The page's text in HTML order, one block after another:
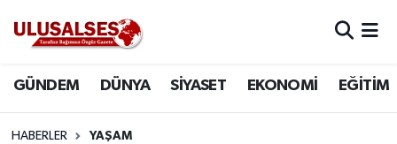
GÜNDEM DÜNYA SİYASET EKONOMİ EĞİTİM
HABERLER YAŞAM
DÜNYA
Trafik Durumu